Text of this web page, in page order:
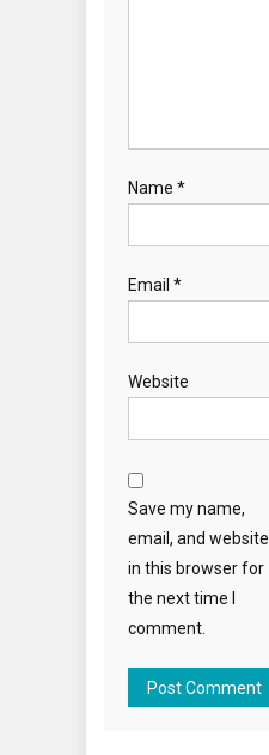
Name *
Email *
Website
Save my name,
email, and website
in this browser for
the next time I
comment.